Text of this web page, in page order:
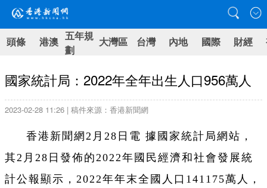
頭條 港澳 五年規
劃
大灣區 台灣 內地 國際 財經
國家統計局：2022年全年出生人口956萬人
2023-02-28 11:26 | 稿件來源：香港新聞網
香港新聞網2月28日電 據國家統計局網站，
其2月28日發佈的2022年國民經濟和社會發展統
計公報顯示，2022年年末全國人口141175萬人，